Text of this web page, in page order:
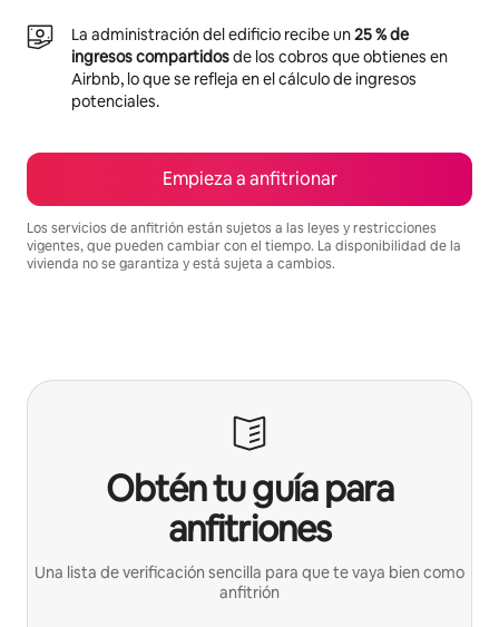
La administración del edificio recibe un25 % de
ingresos compartidosde los cobros que obtienes en
Airbnb, lo que se refleja en el cálculo de ingresos
potenciales.
Empieza a anfitrionar
Los servicios de anfitrión están sujetos a las leyes y restricciones
vigentes, que pueden cambiar con el tiempo. La disponibilidad de la
vivienda no se garantiza y está sujeta a cambios.
Obtén tu guía para
anfitriones
Una lista de verificación sencilla para que te vaya bien como
anfitrión